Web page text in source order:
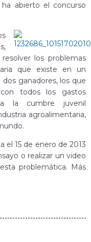
abierto el concurso
los problemas
que existe en un
ganadores, los que
todos los gastos
la cumbre juvenil
agroalimentaria,
el 15 de enero de 2013
o realizar un video
problemática. Más